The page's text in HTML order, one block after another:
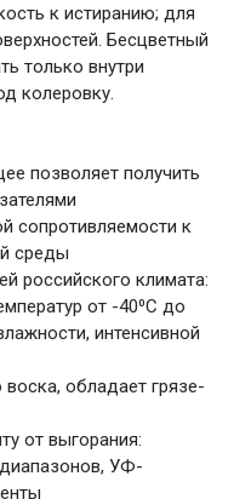
к истиранию; для
Бесцветный
только внутри
колеровку.
позволяет получить
сопротивляемости к
среды
российского климата:
от -40⁰С до
интенсивной
обладает грязе-
от выгорания:
УФ-